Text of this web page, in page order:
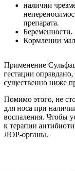
наличии
препарата.
Беременности.
Кормлении
Применение
гестации оправдано,
существенно ниже
Помимо этого, не
для носа при
воспаления. Чтобы
к терапии
ЛОР-органы.